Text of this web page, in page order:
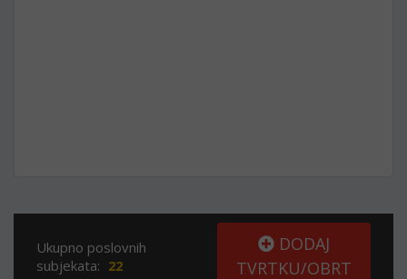
Ukupno poslovnih
subjekata: 22
DODAJ
TVRTKU/OBRT